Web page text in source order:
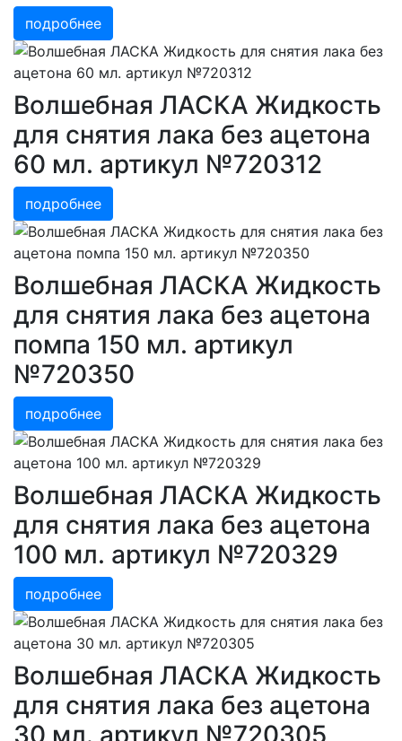
подробнее
Волшебная ЛАСКА Жидкость
для снятия лака без ацетона
60 мл. артикул №720312
подробнее
Волшебная ЛАСКА Жидкость
для снятия лака без ацетона
помпа 150 мл. артикул
№720350
подробнее
Волшебная ЛАСКА Жидкость
для снятия лака без ацетона
100 мл. артикул №720329
подробнее
Волшебная ЛАСКА Жидкость
для снятия лака без ацетона
30 мл. артикул №720305